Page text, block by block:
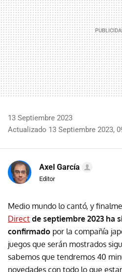
13 Septiembre 2023
Actualizado 13 Septiembre 2023,
Axel García
Editor
Medio mundo lo cantó, y
Direct de septiembre 2023 ha
confirmado por la compañía
juegos que serán mostrados
sabemos que tendremos 40
novedades con todo lo que